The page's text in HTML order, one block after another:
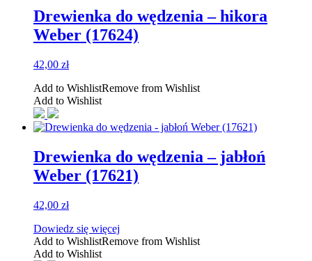
Drewienka do wędzenia – hikora
Weber (17624)
42,00 zł
Add to WishlistRemove from Wishlist
Add to Wishlist
Drewienka do wędzenia – jabłoń
Weber (17621)
42,00 zł
Dowiedz się więcej
Add to WishlistRemove from Wishlist
Add to Wishlist